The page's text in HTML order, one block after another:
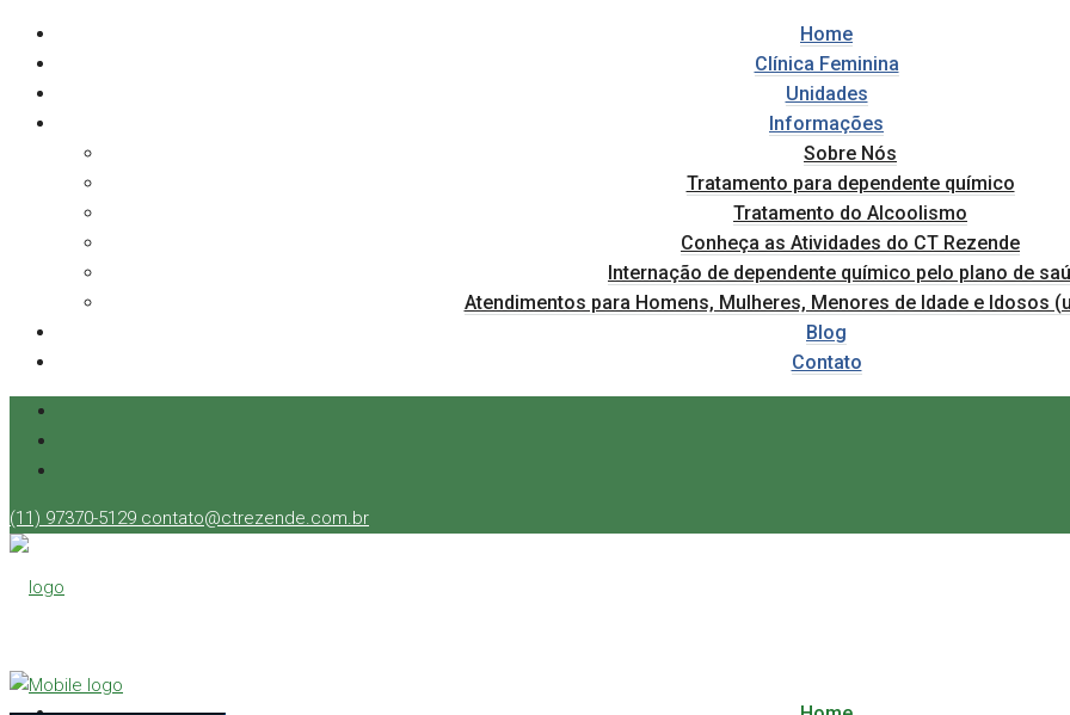
Home
Clínica Feminina
Unidades
Informações
Sobre Nós
Tratamento para dependente químico
Tratamento do Alcoolismo
Conheça as Atividades do CT Rezende
Internação de dependente químico pelo plano de
Atendimentos para Homens, Mulheres, Menores de Idade e Idosos
Blog
Contato
(11) 97370-5129 contato@ctrezende.com.br